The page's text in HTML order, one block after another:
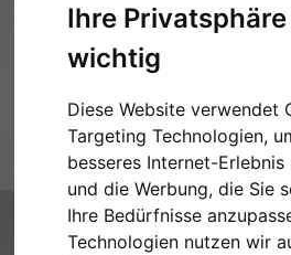
Ihre
wichtig
Diese Website verwendet
Targeting Technologien,
besseres Internet-
und die Werbung, die Sie
Ihre Bedürfnisse
Technologien nutzen wir
Zurück